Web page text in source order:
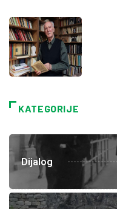
KATEGORIJE
Dijalog